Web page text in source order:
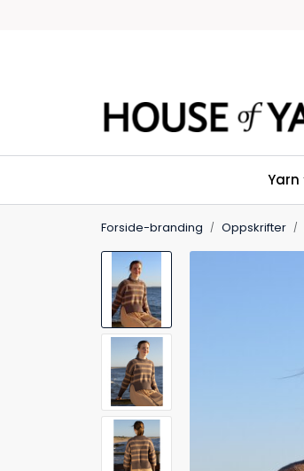
Yarn
Forside-branding Oppskrifter